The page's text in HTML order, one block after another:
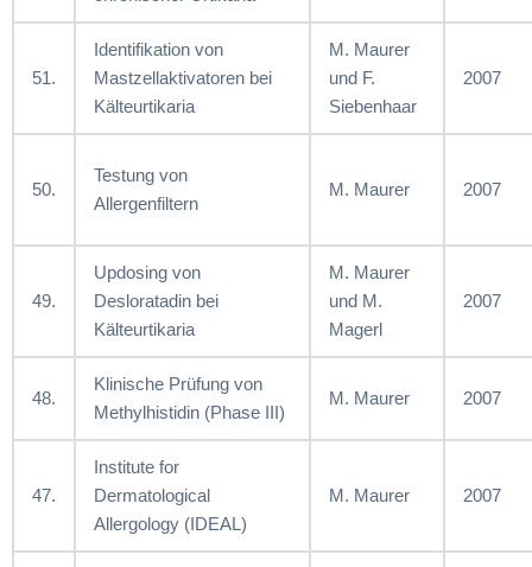
51.
Identifikation von
Mastzellaktivatoren bei
Kälteurtikaria
M. Maurer
und F.
Siebenhaar
2007
50.
Testung von
Allergenfiltern
M. Maurer 2007
49.
Updosing von
Desloratadin bei
Kälteurtikaria
M. Maurer
und M.
Magerl
2007
48.
Klinische Prüfung von
Methylhistidin (Phase III)
M. Maurer 2007
47.
Institute for
Dermatological
Allergology (IDEAL)
M. Maurer 2007